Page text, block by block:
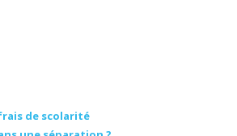
de scolarité